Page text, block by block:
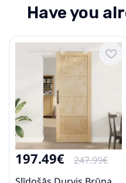
Have you
197.49€
247.99€